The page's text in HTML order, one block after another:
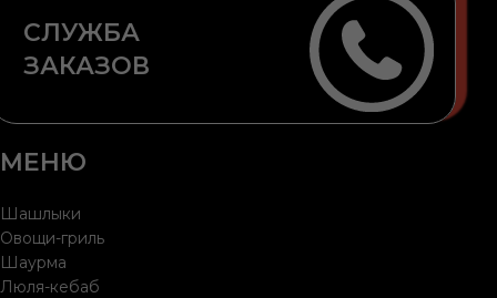
СЛУЖБА
ЗАКАЗОВ
МЕНЮ
Шашлыки
Овощи-гриль
Шаурма
Люля-кебаб